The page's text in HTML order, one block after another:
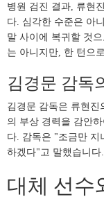
병원 검진 결과, 류현
다. 심각한 수준은 아
말 사이에 복귀할 것
는 아니지만, 한 턴으
김경문 감독
김경문 감독은 류현진
의 부상 경력을 감안
다. 감독은 "조금만 지
하겠다"고 말했습니다.
대체 선수